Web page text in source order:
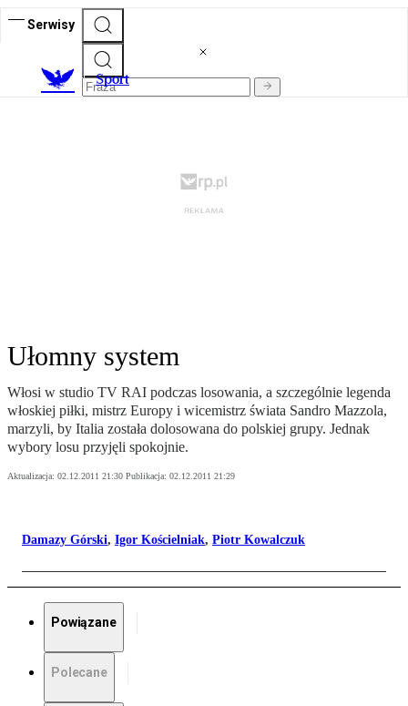
Serwisy
Sport
Ułomny system
Włosi w studio TV RAI podczas losowania, a szczególnie legenda
włoskiej piłki, mistrz Europy i wicemistrz świata Sandro Mazzola,
marzyli, by Italia została dolosowana do polskiej grupy. Jednak
wybory losu przyjęli spokojnie.
Aktualizacja: 02.12.2011 21:30 Publikacja: 02.12.2011 21:29
Damazy Górski, Igor Kościelniak, Piotr Kowalczuk
Powiązane
Polecane